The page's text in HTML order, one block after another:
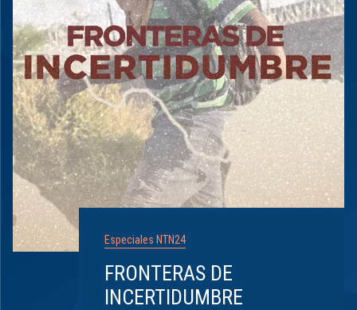
Especiales NTN24
FRONTERAS DE
INCERTIDUMBRE